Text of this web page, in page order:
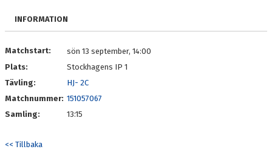
DOKUMENT
INFORMATION
Matchstart:
sön 13 september, 14:00
Plats:
Stockhagens IP 1
Tävling:
HJ- 2C
Matchnummer: 151057067
Samling:
13:15
<< Tillbaka